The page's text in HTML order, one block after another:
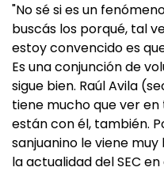
"No sé si es un
buscás los porqué, tal
estoy convencido es
Es una conjunción de
sigue bien. Raúl Avila
tiene mucho que ver en
están con él, también.
sanjuanino le viene
la actualidad del SEC